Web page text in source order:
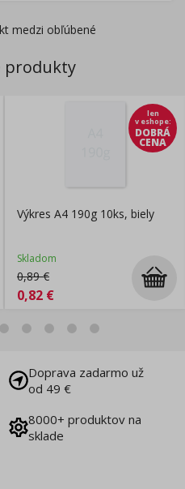
medzi obľúbené
produkty
len
v eshope:
DOBRÁ
CENA
Výkres A4 190g 10ks, biely
Skladom
0,89€
0,82 €
Doprava zadarmo už
od 49 €
8000+ produktov na
sklade